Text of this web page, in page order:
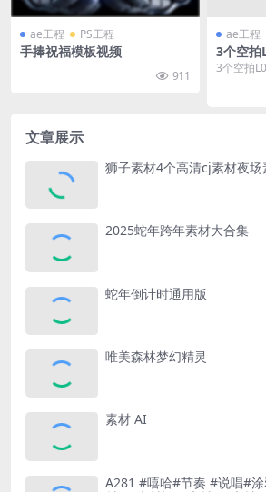
ae工程 PS工程
手捧祝福模板视频
911
ae工程
3个空拍
3个空拍
文章展示
狮子素材4个高清cj素材夜场
2025蛇年跨年素材大合集
蛇年倒计时通用版
唯美森林梦幻精灵
素材 AI
A281 #嘻哈#节奏 #说唱#